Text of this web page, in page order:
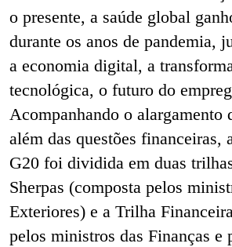
o presente, a saúde global
durante os anos de pandemia,
a economia digital, a
tecnológica, o futuro do
Acompanhando o alargamento
além das questões financeiras,
G20 foi dividida em duas
Sherpas (composta pelos
Exteriores) e a Trilha
pelos ministros das Finanças e